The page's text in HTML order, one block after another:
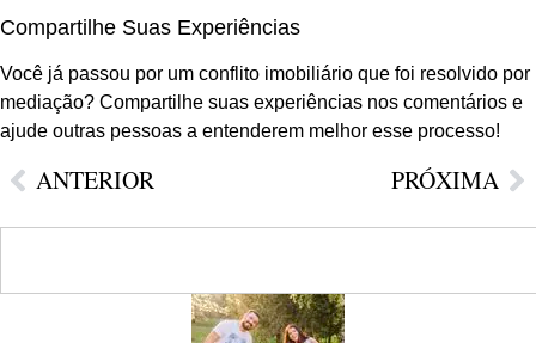
Compartilhe Suas Experiências
Você já passou por um conflito imobiliário que foi resolvido por
mediação? Compartilhe suas experiências nos comentários e
ajude outras pessoas a entenderem melhor esse processo!
ANTERIOR PRÓXIMA